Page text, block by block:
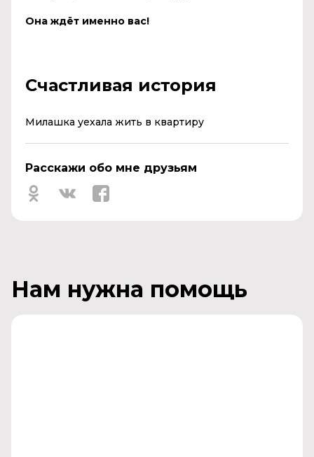
Она ждёт именно вас!
Счастливая история
Милашка уехала жить в квартиру
Расскажи обо мне друзьям
Нам нужна помощь